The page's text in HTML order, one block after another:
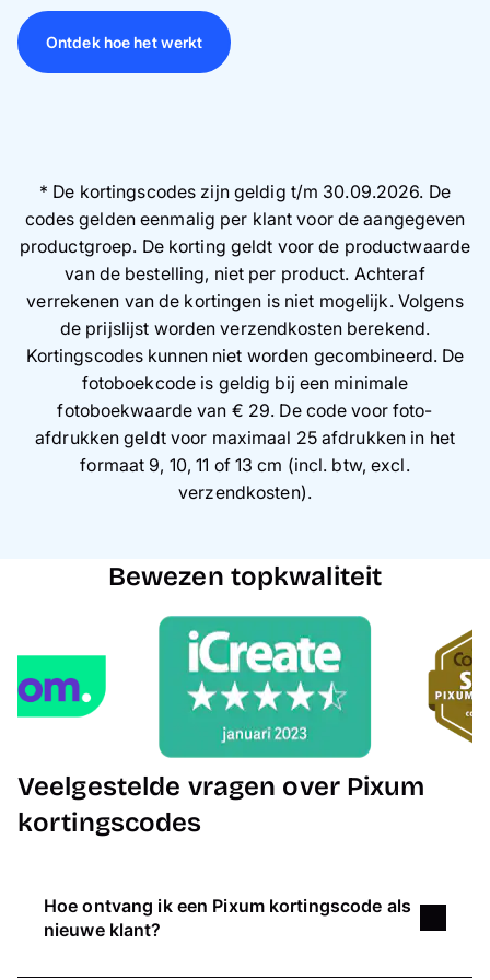
Ontdek hoe het werkt
* De kortingscodes zijn geldig t/m 30.09.2026. De
codes gelden eenmalig per klant voor de aangegeven
productgroep. De korting geldt voor de productwaarde
van de bestelling, niet per product. Achteraf
verrekenen van de kortingen is niet mogelijk. Volgens
de prijslijst worden verzendkosten berekend.
Kortingscodes kunnen niet worden gecombineerd. De
fotoboekcode is geldig bij een minimale
fotoboekwaarde van € 29. De code voor foto-
afdrukken geldt voor maximaal 25 afdrukken in het
formaat 9, 10, 11 of 13 cm (incl. btw, excl.
verzendkosten).
Bewezen topkwaliteit
Veelgestelde vragen over Pixum
kortingscodes
Hoe ontvang ik een Pixum kortingscode als
nieuwe klant?